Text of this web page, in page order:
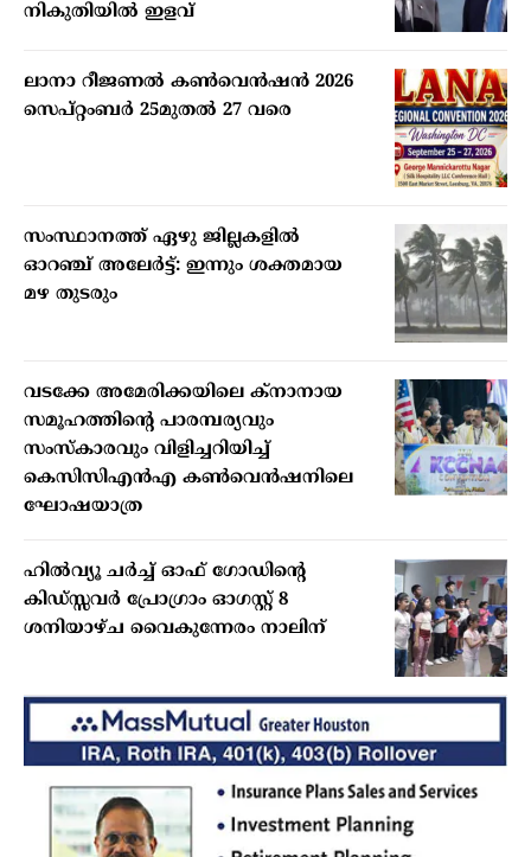
നികുതിയില്‍ ഇളവ്
ലാനാ റീജണല്‍ കണ്‍വെന്‍ഷന്‍ 2026
സെപ്റ്റംബര്‍ 25മുതല്‍ 27 വരെ
സംസ്ഥാനത്ത് ഏഴു ജില്ലകളില്‍
ഓറഞ്ച് അലേര്‍ട്ട്: ഇന്നും ശക്തമായ
മഴ തുടരും
വടക്കേ അമേരിക്കയിലെ ക്‌നാനായ
സമൂഹത്തിന്റെ പാരമ്പര്യവും
സംസ്‌കാരവും വിളിച്ചറിയിച്ച്
കെസിസിഎന്‍എ കണ്‍വെന്‍ഷനിലെ
ഘോഷയാത്ര
ഹില്‍വ്യൂ ചര്‍ച്ച് ഓഫ് ഗോഡിന്റെ
കിഡ്സ്സവര്‍ പ്രോഗ്രാം ഓഗസ്റ്റ് 8
ശനിയാഴ്ച വൈകുന്നേരം നാലിന്